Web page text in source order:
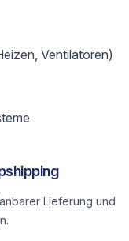
Ventilatoren)
Lieferung und